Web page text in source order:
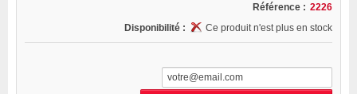
Référence : 2226
Disponibilité :
Ce produit n'est plus en stock